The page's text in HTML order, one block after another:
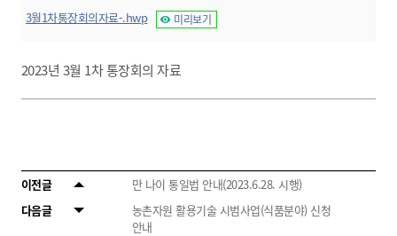
3월1차통장회의자료-.hwp 미리보기
2023년 3월 1차 통장회의 자료
이전글
만 나이 통일법 안내(2023.6.28. 시행)
다음글
농촌자원 활용기술 시범사업(식품분야) 신청
안내